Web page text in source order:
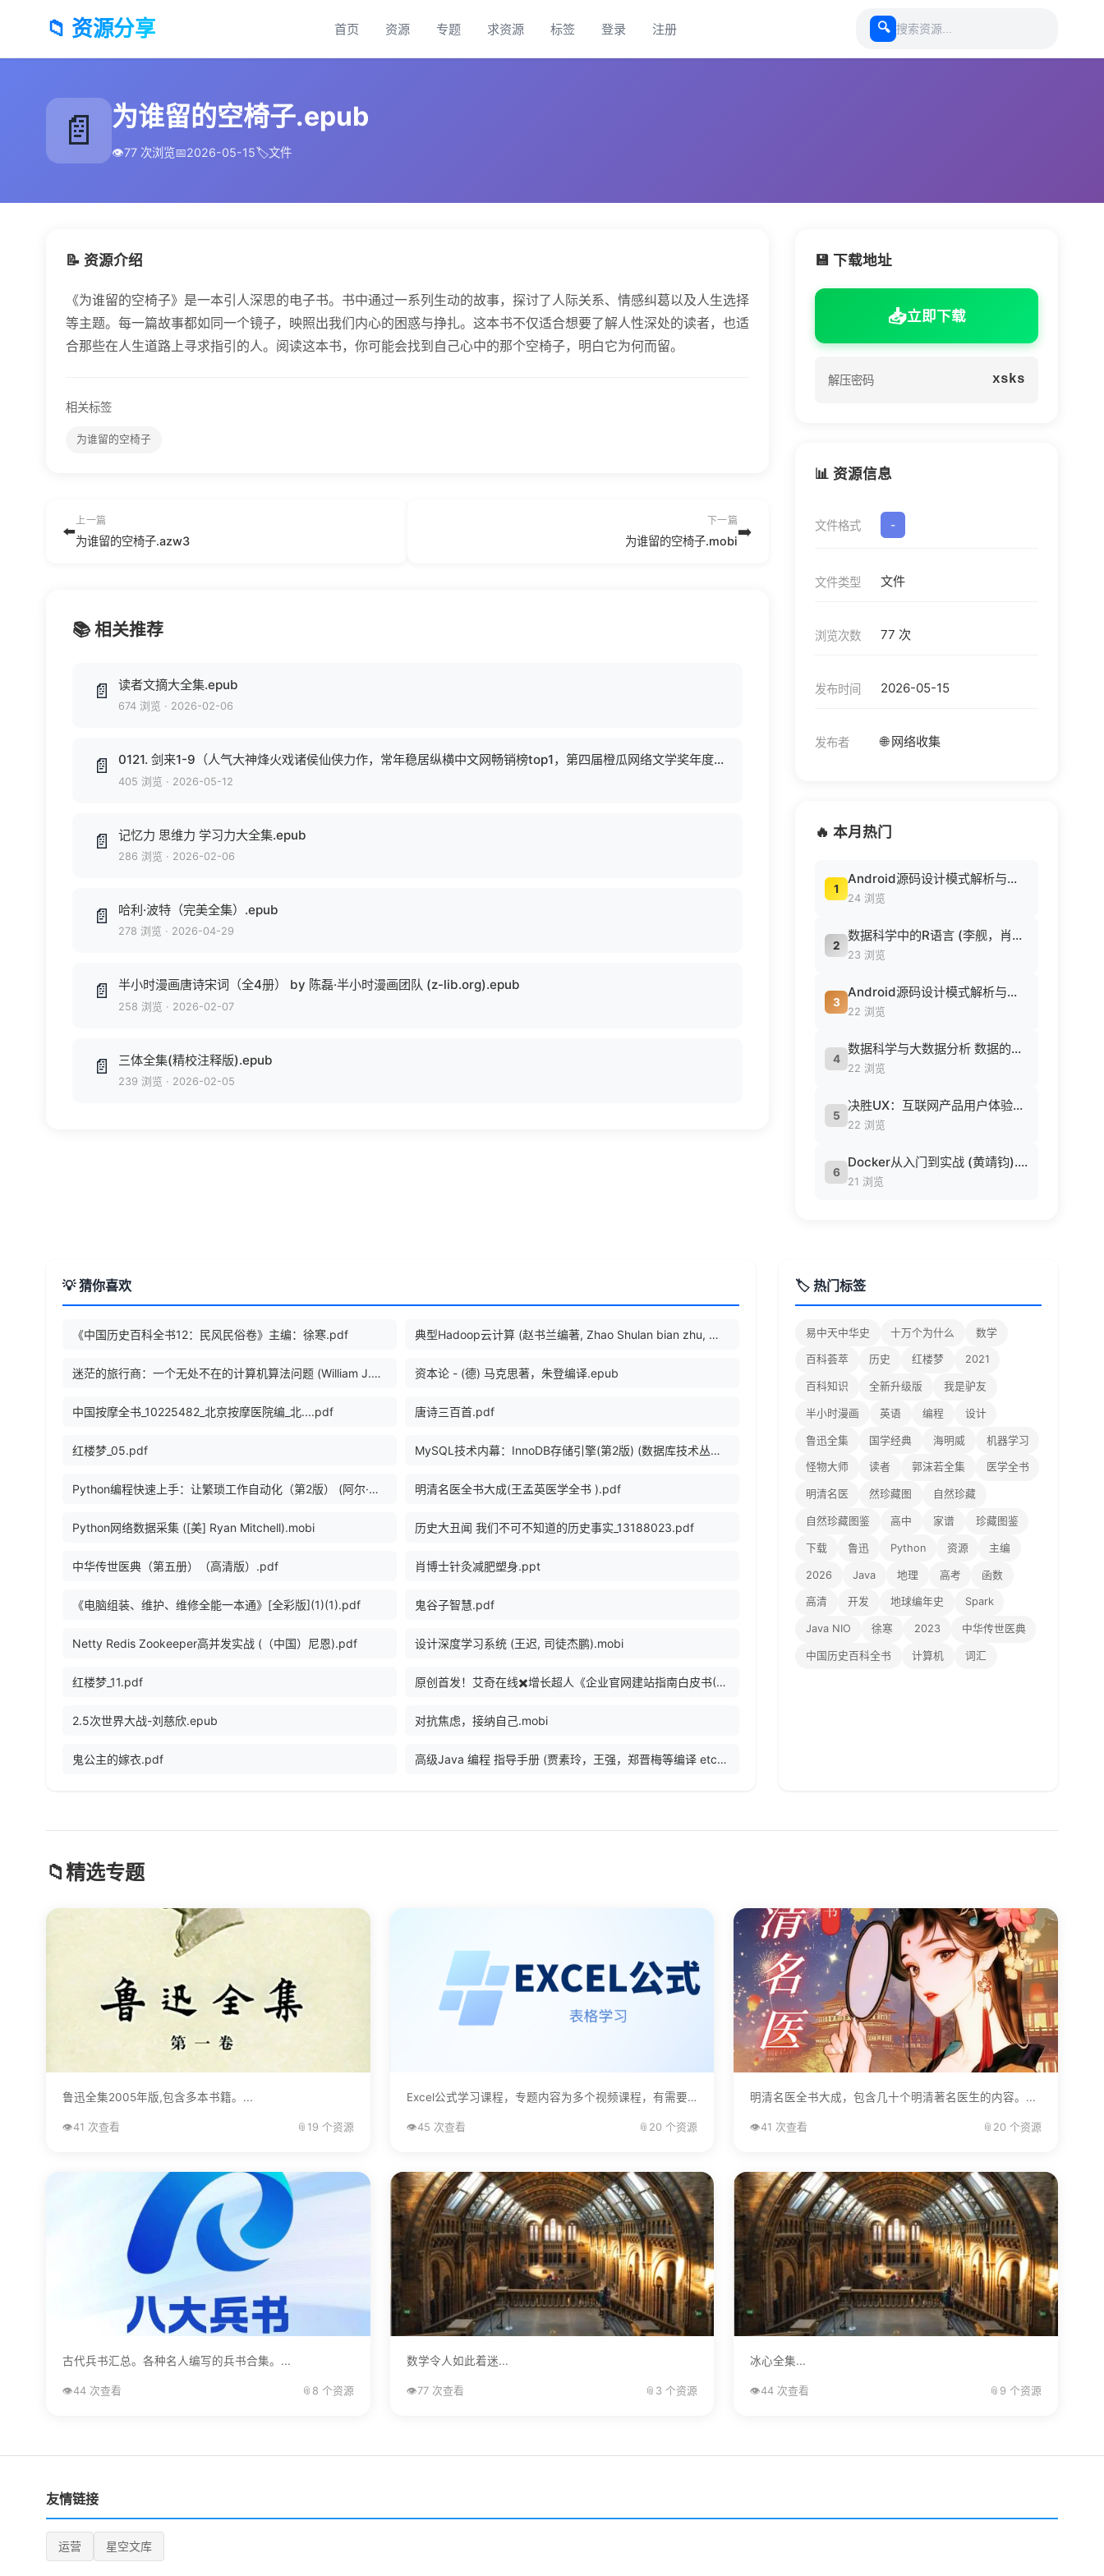
📁 资源分享 首页 资源 专题 求资源 标签 登录 注册 🔍
📄 为谁留的空椅子.epub
👁️77 次浏览📅2026-05-15🏷️文件
📝 资源介绍
《为谁留的空椅子》是一本引人深思的电子书。书中通过一系列生动的故事，探讨了人际关系、情感纠葛以及人生选择
等主题。每一篇故事都如同一个镜子，映照出我们内心的困惑与挣扎。这本书不仅适合想要了解人性深处的读者，也适
合那些在人生道路上寻求指引的人。阅读这本书，你可能会找到自己心中的那个空椅子，明白它为何而留。
相关标签
为谁留的空椅子
⬅️
上一篇
为谁留的空椅子.azw3
下一篇
为谁留的空椅子.mobi➡️
📚 相关推荐
📄 读者文摘大全集.epub
674 浏览 · 2026-02-06
📄 0121. 剑来1-9（人气大神烽火戏诸侯仙侠力作，常年稳居纵横中文网畅销榜top1，第四届橙瓜网络文学奖年度十大作品）(套装共9册).epub
405 浏览 · 2026-05-12
📄 记忆力 思维力 学习力大全集.epub
286 浏览 · 2026-02-06
📄 哈利·波特（完美全集）.epub
278 浏览 · 2026-04-29
📄 半小时漫画唐诗宋词（全4册） by 陈磊·半小时漫画团队 (z-lib.org).epub
258 浏览 · 2026-02-07
📄 三体全集(精校注释版).epub
239 浏览 · 2026-02-05
💾 下载地址
📥立即下载
解压密码 xsks
📊 资源信息
文件格式 -
文件类型 文件
浏览次数 77 次
发布时间 2026-05-15
发布者 🌐 网络收集
🔥 本月热门
1
Android源码设计模式解析与实战 (何红辉，关爱民著, 何红辉, 关爱民著, 何红辉, 关爱民).pdf
24 浏览
2
数据科学中的R语言 (李舰，肖凯著, 李舰，肖凯著；吴喜之审校, Pdg2Pic).pdf
23 浏览
3
Android源码设计模式解析与实战 (何红辉，关爱民著, 何红辉, 关爱民著, 何红辉, 关爱民).pdf
22 浏览
4
数据科学与大数据分析 数据的发现 分析 可视化与表示 ( etc.).epub
22 浏览
5
决胜UX：互联网产品用户体验策略 ([美] Jaime Levy [[美] Jaime Levy]).epub
22 浏览
6
Docker从入门到实战 (黄靖钧).pdf
21 浏览
💡 猜你喜欢
《中国历史百科全书12：民风民俗卷》主编：徐寒.pdf 典型Hadoop云计算 (赵书兰编著, Zhao Shulan bian zhu, 赵书兰, author).pdf
迷茫的旅行商：一个无处不在的计算机算法问题 (William J.Cook).epub 资本论 - (德) 马克思著，朱登编译.epub
中国按摩全书_10225482_北京按摩医院编_北....pdf 唐诗三百首.pdf
红楼梦_05.pdf MySQL技术内幕：InnoDB存储引擎(第2版) (数据库技术丛书) (姜承尧).mobi
Python编程快速上手：让繁琐工作自动化（第2版） (阿尔·斯维加特（Al Sweigart）).epub 明清名医全书大成(王孟英医学全书 ).pdf
Python网络数据采集 ([美] Ryan Mitchell).mobi 历史大丑闻 我们不可不知道的历史事实_13188023.pdf
中华传世医典（第五册）（高清版）.pdf 肖博士针灸减肥塑身.ppt
《电脑组装、维护、维修全能一本通》[全彩版](1)(1).pdf 鬼谷子智慧.pdf
Netty Redis Zookeeper高并发实战 (（中国）尼恩).pdf 设计深度学习系统 (王迟, 司徒杰鹏).mobi
红楼梦_11.pdf 原创首发！艾奇在线✖️增长超人《企业官网建站指南白皮书(104页)》.pdf
2.5次世界大战-刘慈欣.epub 对抗焦虑，接纳自己.mobi
鬼公主的嫁衣.pdf 高级Java 编程 指导手册 (贾素玲，王强，郑晋梅等编译 etc.).pdf
🏷️ 热门标签
易中天中华史 十万个为什么 数学
百科荟萃 历史 红楼梦 2021
百科知识 全新升级版 我是驴友
半小时漫画 英语 编程 设计
鲁迅全集 国学经典 海明威 机器学习
怪物大师 读者 郭沫若全集 医学全书
明清名医 然珍藏图 自然珍藏
自然珍藏图鉴 高中 家谱 珍藏图鉴
下载 鲁迅 Python 资源 主编
2026 Java 地理 高考 函数
高清 开发 地球编年史 Spark
Java NIO 徐寒 2023 中华传世医典
中国历史百科全书 计算机 词汇
📁精选专题
鲁迅全集2005年版,包含多本书籍。...
👁️41 次查看 📎 19 个资源
Excel公式学习课程，专题内容为多个视频课程，有需要的自己下载学习。...
👁️45 次查看 📎 20 个资源
明清名医全书大成，包含几十个明清著名医生的内容。...
👁️41 次查看 📎 20 个资源
古代兵书汇总。各种名人编写的兵书合集。...
👁️44 次查看 📎 8 个资源
数学令人如此着迷...
👁️77 次查看 📎 3 个资源
冰心全集...
👁️44 次查看 📎 9 个资源
友情链接
运营 星空文库